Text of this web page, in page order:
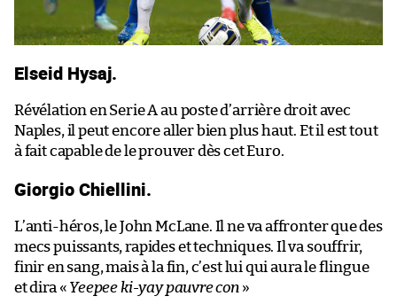
Elseid Hysaj.
Révélation en Serie A au poste d’arrière droit avec
Naples, il peut encore aller bien plus haut. Et il est tout
à fait capable de le prouver dès cet Euro.
Giorgio Chiellini.
L’anti-héros, le John McLane. Il ne va affronter que des
mecs puissants, rapides et techniques. Il va souffrir,
finir en sang, mais à la fin, c’est lui qui aura le flingue
et dira « Yeepee ki-yay pauvre con»